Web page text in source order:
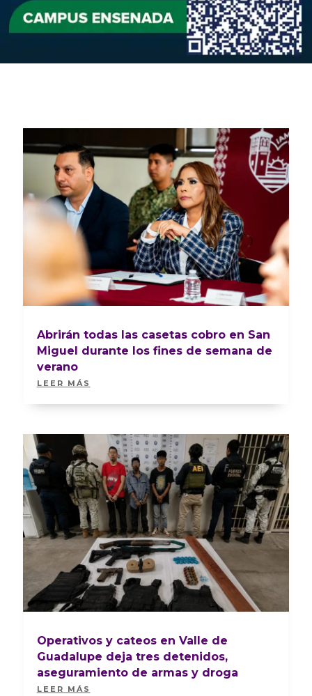
Abrirán todas las casetas cobro en San
Miguel durante los fines de semana de
verano
LEER MÁS
Operativos y cateos en Valle de
Guadalupe deja tres detenidos,
aseguramiento de armas y droga
LEER MÁS